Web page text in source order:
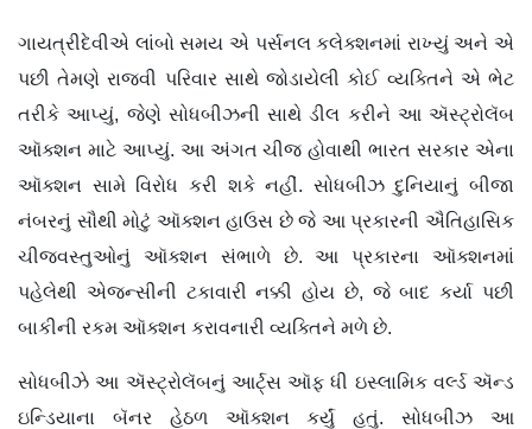
ગાયત્રીદેવીએ લાંબો સમય એ પર્સનલ કલેક્શનમાં રાખ્યું અને એ
પછી તેમણે રાજવી પરિવાર સાથે જોડાયેલી કોઈ વ્યક્તિને એ ભેટ
તરીકે આપ્યું, જેણે સોધબીઝની સાથે ડીલ કરીને આ ઍસ્ટ્રોલૅબ
ઑક્શન માટે આપ્યું. આ અંગત ચીજ હોવાથી ભારત સરકાર એના
ઑક્શન સામે વિરોધ કરી શકે નહીં. સોધબીઝ દુનિયાનું બીજા
નંબરનું સૌથી મોટું ઑક્શન હાઉસ છે જે આ પ્રકારની ઐતિહાસિક
ચીજવસ્તુઓનું ઑક્શન સંભાળે છે. આ પ્રકારના ઑક્શનમાં
પહેલેથી એજન્સીની ટકાવારી નક્કી હોય છે, જે બાદ કર્યા પછી
બાકીની રકમ ઑક્શન કરાવનારી વ્યક્તિને મળે છે.
સોધબીઝે આ ઍસ્ટ્રોલૅબનું આર્ટ્સ ઑફ ધી ઇસ્લામિક વર્લ્ડ ઍન્ડ
ઇન્ડિયાના બૅનર હેઠળ ઑક્શન કર્યું હતું. સોધબીઝ આ